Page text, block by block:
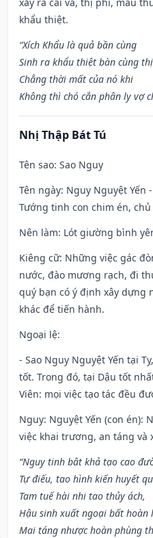
khẩu thiệt.
“Xích Khẩu là quả bần cùng
Sinh ra khẩu thiệt bàn cùng
Chẳng thời mất của nó khi
Không thì chó cắn phân ly vợ
Nhị Thập Bát Tú
Tên sao: Sao Nguy
Tên ngày: Nguy Nguyệt Yến
Tướng tinh con chim én,
Nên làm: Lót giường bình
Kiêng cữ: Những việc gác
nước, đào mương rạch, đi
quý bạn có ý định xây dựng
khác để tiến hành.
Ngoại lệ:
- Sao Nguy Nguyệt Yến tại
tốt. Trong đó, tại Dậu tốt
Viên: mọi việc tạo tác đều
Nguy: Nguyệt Yến (con én):
việc khai trương, an táng và
“Nguy tinh bât khả tạo cao
Tự điếu, tao hình kiến huyết
Tam tuế hài nhi tao thủy ách,
Hậu sinh xuất ngoại bất hoàn
Mai táng nhược hoàn phùng